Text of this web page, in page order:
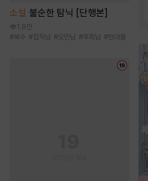
소설 불순한 탐닉 [단행본]
1.9만
#복수 #집착남 #오만남 #후회남 #현대물